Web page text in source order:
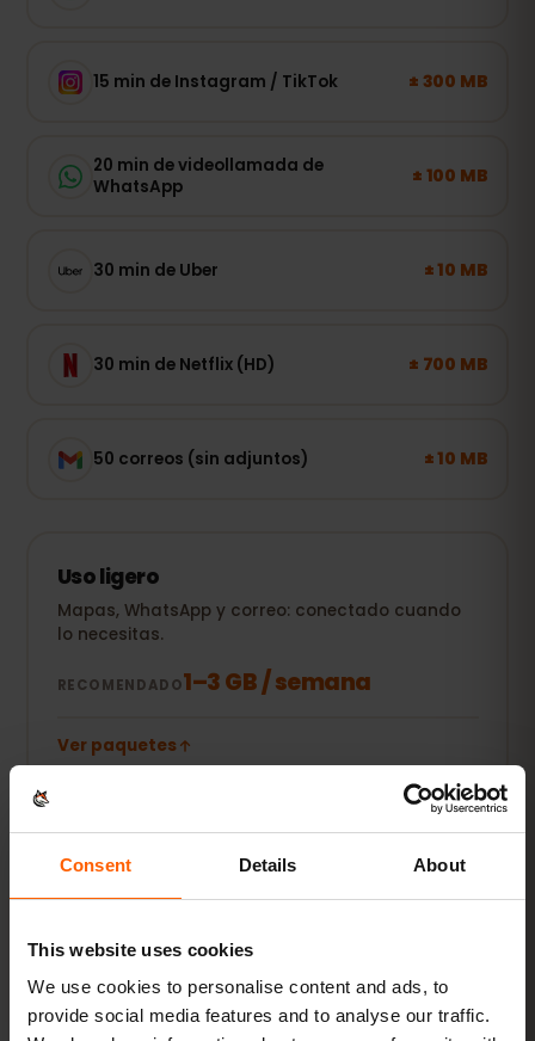
Consent Details About
This website uses cookies
We use cookies to personalise content and ads, to
provide social media features and to analyse our traffic.
15 min de Instagram / TikTok ± 300 MB
20 min de videollamada de
WhatsApp
± 100 MB
30 min de Uber ± 10 MB
30 min de Netflix (HD) ± 700 MB
50 correos (sin adjuntos) ± 10 MB
Uso ligero
Mapas, WhatsApp y correo: conectado cuando
lo necesitas.
RECOMENDADO1–3 GB / semana
Ver paquetes
POPULAR
compartir fotos.
RECOMENDADO 5–10 GB / mes
Ver paquetes